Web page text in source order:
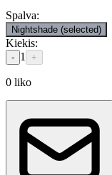
Spalva:
Nightshade (selected)
Kiekis:
- 1 +
0 liko